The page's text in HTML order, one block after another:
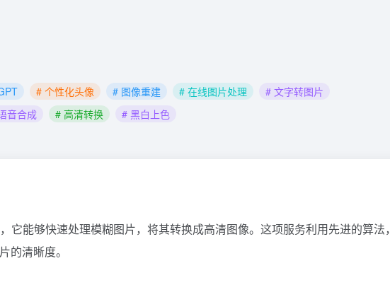
# 个性化头像 # 图像重建 # 在线图片处理
# 文字转图片
音合成 # 高清转换 # 黑白上色
它能够快速处理模糊图片，将其转换成高清图像。这项服务利用先进的算法，
的清晰度。